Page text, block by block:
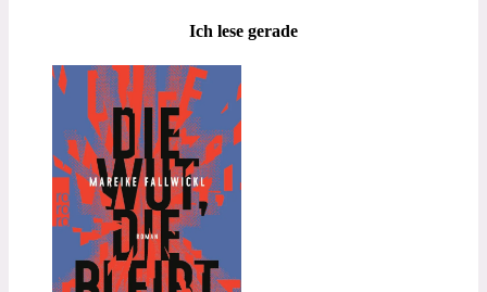
Ich lese gerade